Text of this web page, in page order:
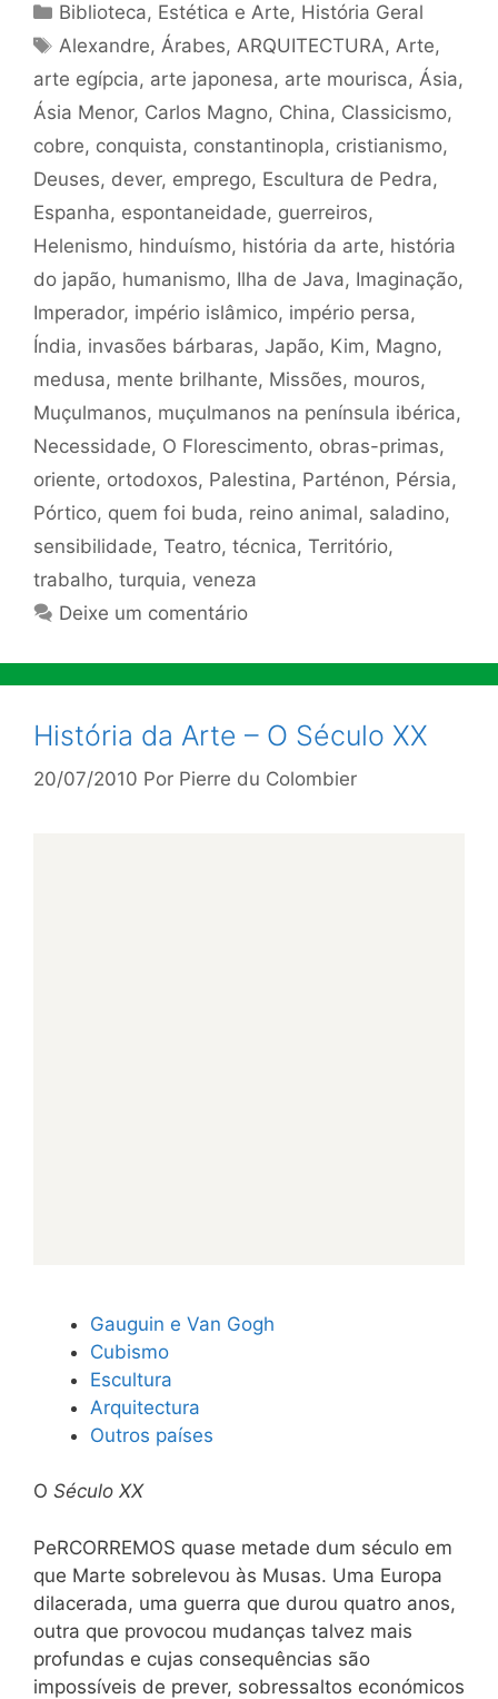
Categorias
Biblioteca, Estética e Arte, História Geral
Tags
Alexandre,Árabes,ARQUITECTURA,Arte,
arte egípcia, arte japonesa, arte mourisca, Ásia,
Ásia Menor, Carlos Magno, China, Classicismo,
cobre, conquista, constantinopla, cristianismo,
Deuses, dever, emprego, Escultura de Pedra,
Espanha, espontaneidade, guerreiros,
Helenismo, hinduísmo, história da arte, história
do japão, humanismo, Ilha de Java, Imaginação,
Imperador, império islâmico, império persa,
Índia, invasões bárbaras, Japão, Kim, Magno,
medusa, mente brilhante, Missões, mouros,
Muçulmanos, muçulmanos na península ibérica,
Necessidade, O Florescimento, obras-primas,
oriente, ortodoxos, Palestina, Parténon, Pérsia,
Pórtico, quem foi buda, reino animal, saladino,
sensibilidade, Teatro, técnica, Território,
trabalho, turquia, veneza
Deixe um comentário
História da Arte – O Século XX
20/07/2010 Por Pierre du Colombier
Gauguin e Van Gogh
Cubismo
Escultura
Arquitectura
Outros países
O Século XX
PeRCORREMOS quase metade dum século em
que Marte sobrelevou às Musas. Uma Europa
dilacerada, uma guerra que durou quatro anos,
outra que provocou mudanças talvez mais
profundas e cujas consequências são
impossíveis de prever, sobressaltos económicos